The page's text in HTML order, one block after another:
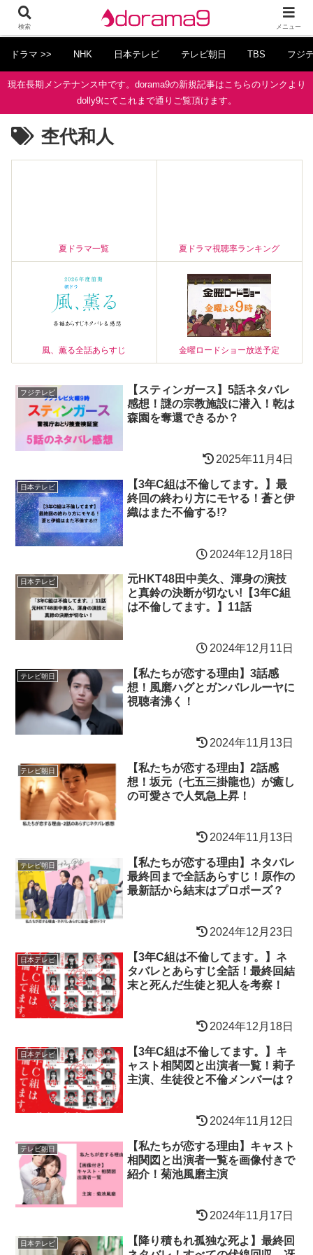
ドラマ >> NHK 日本テレビ テレビ朝日 TBS フジ
現在長期メンテナンス中です。dorama9の新規記事はこちらのリンクより
dolly9にてこれまで通りご覧頂けます。
杢代和人
夏ドラマ一覧 夏ドラマ視聴率ランキング
風、薫る全話あらすじ 金曜ロードショー放送予定
フジテレビ
【スティンガース】5話ネタバレ
感想！謎の宗教施設に潜入！乾は
森園を奪還できるか？
2025年11月4日
日本テレビ
【3年C組は不倫してます。】最
終回の終わり方にモヤる！蒼と伊
織はまた不倫する!?
2024年12月18日
日本テレビ
元HKT48田中美久、渾身の演技
と真鈴の決断が切ない!【3年C組
は不倫してます。】11話
2024年12月11日
テレビ朝日
【私たちが恋する理由】3話感
想！風磨ハグとガンバレルーヤに
視聴者沸く！
2024年11月13日
テレビ朝日
【私たちが恋する理由】2話感
想！坂元（七五三掛龍也）が癒し
の可愛さで人気急上昇！
2024年11月13日
テレビ朝日
【私たちが恋する理由】ネタバレ
最終回まで全話あらすじ！原作の
最新話から結末はプロポーズ？
2024年12月23日
日本テレビ
【3年C組は不倫してます。】ネ
タバレとあらすじ全話！最終回結
末と死んだ生徒と犯人を考察！
2024年12月18日
日本テレビ
【3年C組は不倫してます。】キ
ャスト相関図と出演者一覧！莉子
主演、生徒役と不倫メンバーは？
2024年11月12日
テレビ朝日
【私たちが恋する理由】キャスト
相関図と出演者一覧を画像付きで
紹介！菊池風磨主演
2024年11月17日
日本テレビ
【降り積もれ孤独な死よ】最終回
検索 メニュー